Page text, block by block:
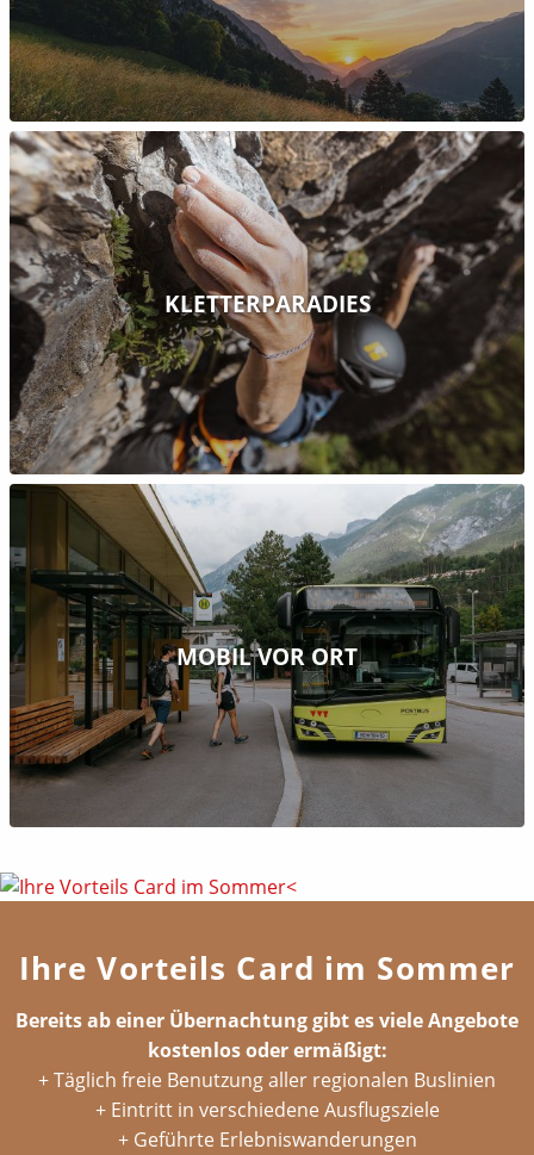
KLETTERPARADIES
MOBIL VOR ORT
Ihre Vorteils Card im Sommer
Bereits ab einer Übernachtung gibt es viele Angebote
kostenlos oder ermäßigt:
+ Täglich freie Benutzung aller regionalen Buslinien
+ Eintritt in verschiedene Ausflugsziele
+ Geführte Erlebniswanderungen